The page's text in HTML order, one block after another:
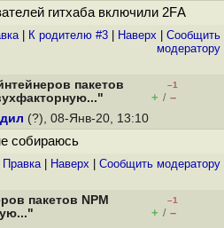
гитхаба включили 2FА
| К родителю #3 Наверх
Cообщить
модератору
пакетов
–1
+ / –
(?), 08-Янв-20, 13:10
собираюсь
Правка| Наверх Cообщить модератору
пакетов NPM
–1
+ / –